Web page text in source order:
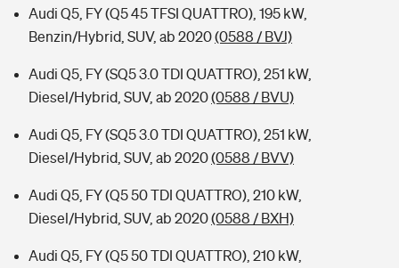
Audi Q5, FY (Q5 45 TFSI QUATTRO), 195 kW,
Benzin/Hybrid, SUV, ab 2020(0588 / BVJ)
Audi Q5, FY (SQ5 3.0 TDI QUATTRO), 251 kW,
Diesel/Hybrid, SUV, ab 2020(0588 / BVU)
Audi Q5, FY (SQ5 3.0 TDI QUATTRO), 251 kW,
Diesel/Hybrid, SUV, ab 2020(0588 / BVV)
Audi Q5, FY (Q5 50 TDI QUATTRO), 210 kW,
Diesel/Hybrid, SUV, ab 2020(0588 / BXH)
Audi Q5, FY (Q5 50 TDI QUATTRO), 210 kW,